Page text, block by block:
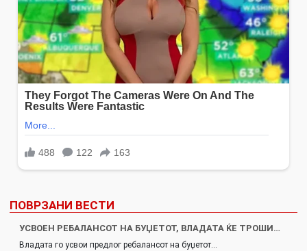
ПОВРЗАНИ ВЕСТИ
УСВОЕН РЕБАЛАНСОТ НА БУЏЕТОТ, ВЛАДАТА ЌЕ ТРОШИ…
Владата го усвои предлог ребалансот на буџетот…